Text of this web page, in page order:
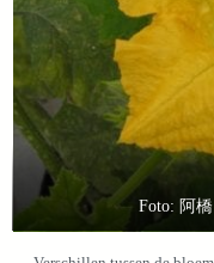
Foto: 阿